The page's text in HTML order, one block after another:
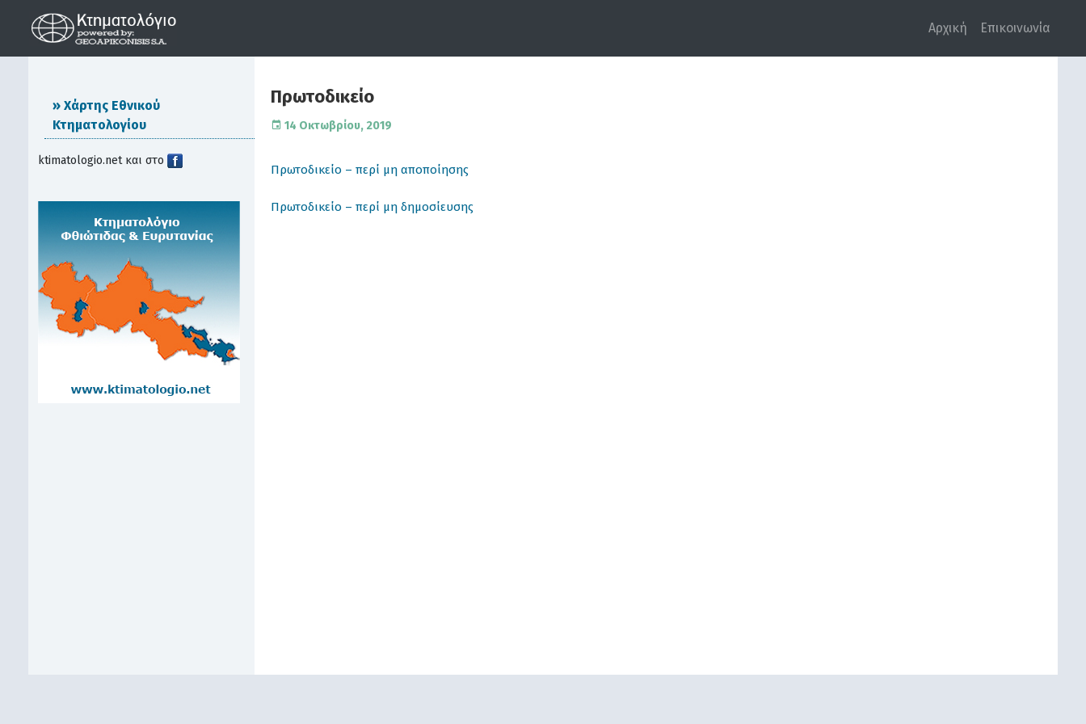
Αρχική Επικοινωνία
Χάρτης Εθνικού
Κτηματολογίου
ktimatologio.net και στο
Πρωτοδικείο
14 Οκτωβρίου, 2019
Πρωτοδικείο – περί μη αποποίησης
Πρωτοδικείο – περί μη δημοσίευσης